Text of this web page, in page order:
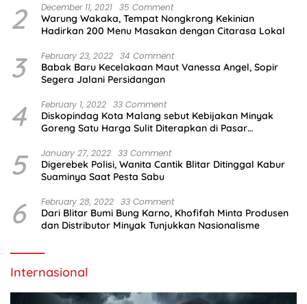
2 December 11, 2021 35 Comment
Warung Wakaka, Tempat Nongkrong Kekinian
Hadirkan 200 Menu Masakan dengan Citarasa Lokal
3 February 23, 2022 34 Comment
Babak Baru Kecelakaan Maut Vanessa Angel, Sopir
Segera Jalani Persidangan
4 February 1, 2022 33 Comment
Diskopindag Kota Malang sebut Kebijakan Minyak
Goreng Satu Harga Sulit Diterapkan di Pasar
5 January 27, 2022 33 Comment
Digerebek Polisi, Wanita Cantik Blitar Ditinggal Kabur
Suaminya Saat Pesta Sabu
6 February 28, 2022 33 Comment
Dari Blitar Bumi Bung Karno, Khofifah Minta Produsen
dan Distributor Minyak Tunjukkan Nasionalisme
Internasional